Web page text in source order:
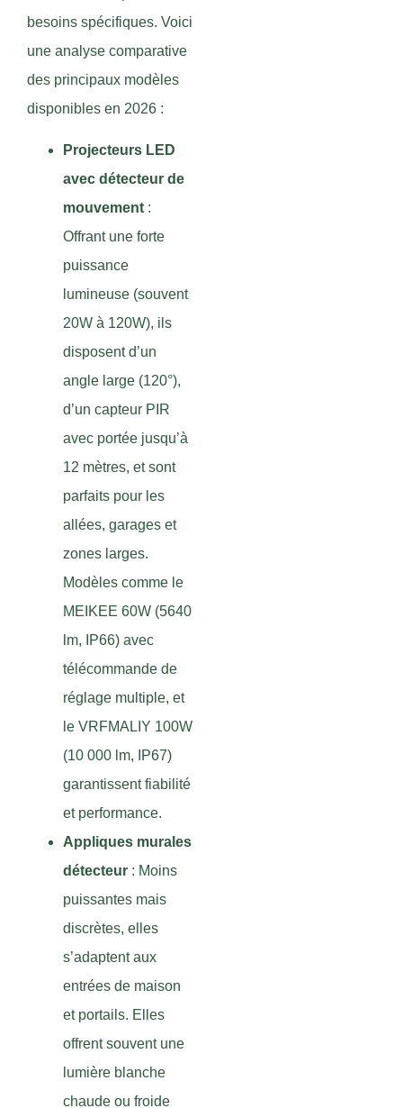
besoins spécifiques. Voici
une analyse comparative
des principaux modèles
disponibles en 2026 :
Projecteurs LED
avec détecteur de
mouvement :
Offrant une forte
puissance
lumineuse (souvent
20W à 120W), ils
disposent d’un
angle large (120°),
d’un capteur PIR
avec portée jusqu’à
12 mètres, et sont
parfaits pour les
allées, garages et
zones larges.
Modèles comme le
MEIKEE 60W (5640
lm, IP66) avec
télécommande de
réglage multiple, et
le VRFMALIY 100W
(10 000 lm, IP67)
garantissent fiabilité
et performance.
Appliques murales
détecteur : Moins
puissantes mais
discrètes, elles
s’adaptent aux
entrées de maison
et portails. Elles
offrent souvent une
lumière blanche
chaude ou froide